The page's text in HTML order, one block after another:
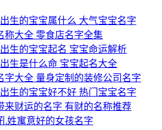
生的宝宝属什么 大气宝宝名字
称大全 零食店名字全集
生的宝宝起名 宝宝命运解析
生是什么命 宝宝起名大全
字大全 量身定制的装修公司名字
生的宝宝好不好 热门宝宝名字
来财运的名字 有财的名称推荐
姓寓意好的女孩名字